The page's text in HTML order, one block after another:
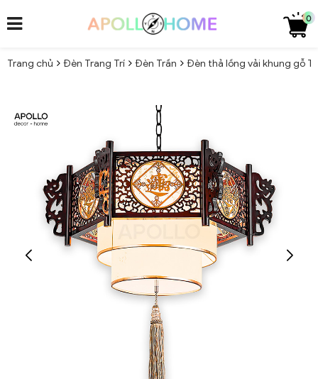
0
Trang chủ Đèn Trang Trí Đèn Trần Đèn thả lồng vải khung gỗ